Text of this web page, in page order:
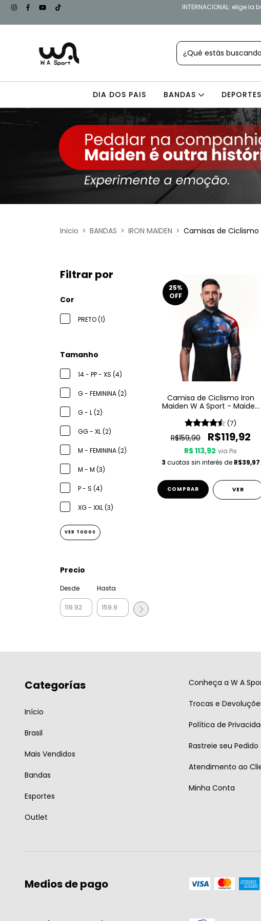
INTERNACIONAL: elige
DIA DOS PAIS BANDAS DEPORTES
Inicio > BANDAS > IRON MAIDEN > Camisas de Ciclismo
Filtrar por
Cor
PRETO (1)
Tamanho
14 - PP - XS (4)
G - FEMININA (2)
G - L (2)
GG - XL (2)
M - FEMININA (2)
M - M (3)
P - S (4)
XG - XXL (3)
VER TODOS
Precio
Desde Hasta
25%
OFF
Camisa de Ciclismo Iron
Maiden W A Sport - Maiden
(7)
R$159,90 R$119,92
R$ 113,92 via Pix
3 cuotas sin interés de R$39,97
COMPRAR VER
Categorías
Início
Brasil
Mais Vendidos
Bandas
Esportes
Outlet
Conheça a W A
Trocas e
Política de
Rastreie seu Pedido
Atendimento ao
Minha Conta
Medios de pago